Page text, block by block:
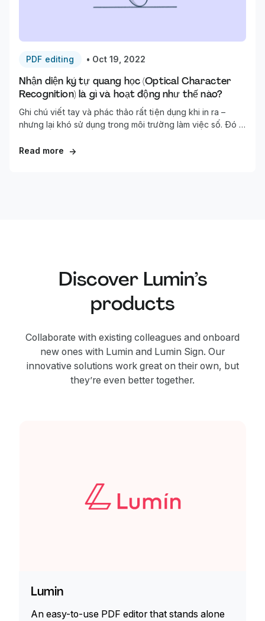
PDF editing • Oct 19, 2022
Nhận diện ký tự quang học (Optical Character
Recognition) là gì và hoạt động như thế nào?
Ghi chú viết tay và phác thảo rất tiện dụng khi in ra –
nhưng lại khó sử dụng trong môi trường làm việc số. Đó là
dụng.
Read more →
Discover Lumin’s
products
Collaborate with existing colleagues and onboard
new ones with Lumin and Lumin Sign. Our
innovative solutions work great on their own, but
they’re even better together.
Lumin
An easy-to-use PDF editor that stands alone